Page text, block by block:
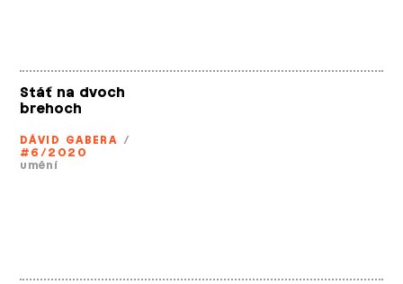
Stáť na dvoch
brehoch
DÁVID GABERA /
#6/2020
umění